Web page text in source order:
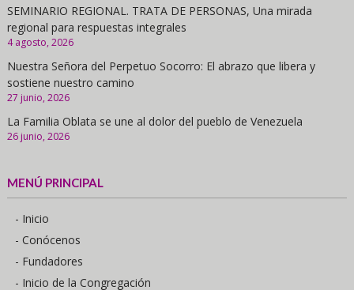
SEMINARIO REGIONAL. TRATA DE PERSONAS, Una mirada
regional para respuestas integrales
4 agosto, 2026
Nuestra Señora del Perpetuo Socorro: El abrazo que libera y
sostiene nuestro camino
27 junio, 2026
La Familia Oblata se une al dolor del pueblo de Venezuela
26 junio, 2026
MENÚ PRINCIPAL
- Inicio
- Conócenos
- Fundadores
- Inicio de la Congregación